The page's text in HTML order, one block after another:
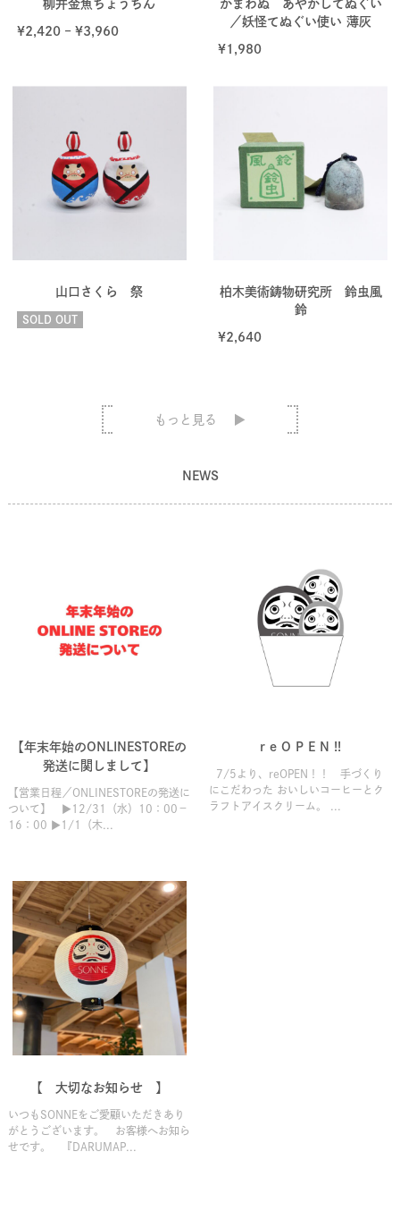
柳井金魚ちょうちん
¥2,420– ¥3,960
かまわぬ あやかしてぬぐい
／妖怪てぬぐい使い 薄灰
¥1,980
山口さくら 祭
SOLD OUT
柏木美術鋳物研究所 鈴虫風
鈴
¥2,640
もっと見る
NEWS
【年末年始のONLINESTOREの
発送に関しまして】
【営業日程／ONLINESTOREの発送に
ついて】 ▶12/31（水）10：00－
16：00 ▶1/1（木...
r e O P E N !!
7/5より、reOPEN！！ 手づくり
にこだわった おいしいコーヒーとク
ラフトアイスクリーム。 ...
【 大切なお知らせ 】
いつもSONNEをご愛顧いただきあり
がとうございます。 お客様へお知ら
せです。 『DARUMAP...